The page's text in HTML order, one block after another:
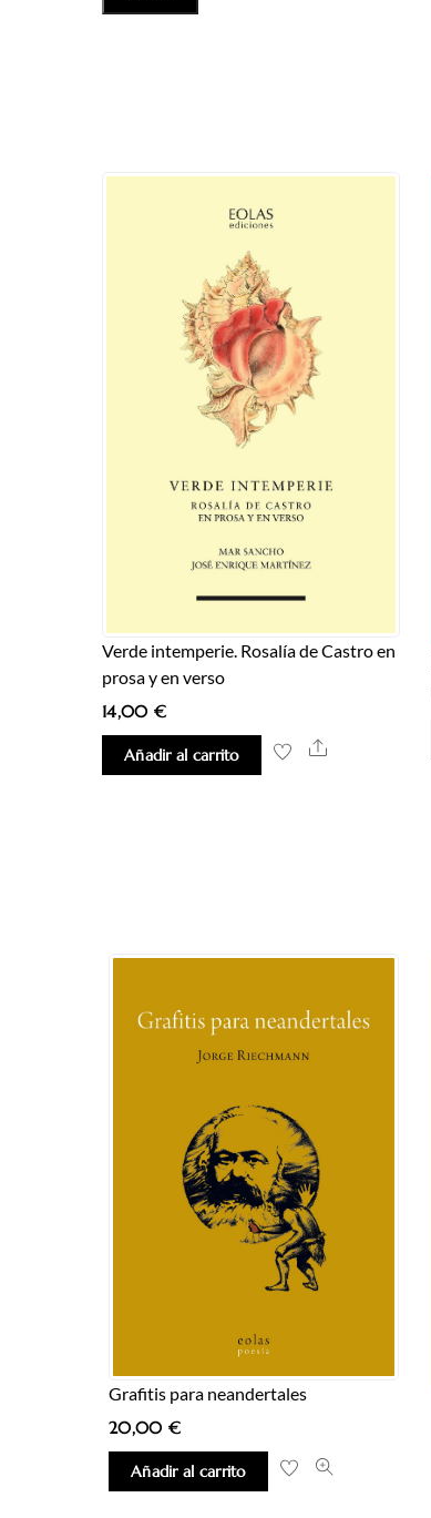
Verde intemperie. Rosalía de Castro en
prosa y en verso
14,00 €
Añadir al carrito Share
Grafitis para neandertales
20,00 €
Añadir al carrito